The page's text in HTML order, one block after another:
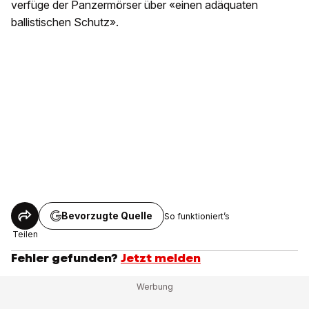
verfüge der Panzermörser über «einen adäquaten
ballistischen Schutz».
Teilen
Bevorzugte Quelle So funktioniert’s
Fehler gefunden? Jetzt melden